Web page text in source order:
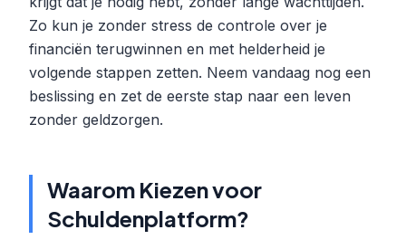
Zo kun je zonder stress de controle over je
financiën terugwinnen en met helderheid je
volgende stappen zetten. Neem vandaag nog een
beslissing en zet de eerste stap naar een leven
zonder geldzorgen.
Waarom Kiezen voor
Schuldenplatform?